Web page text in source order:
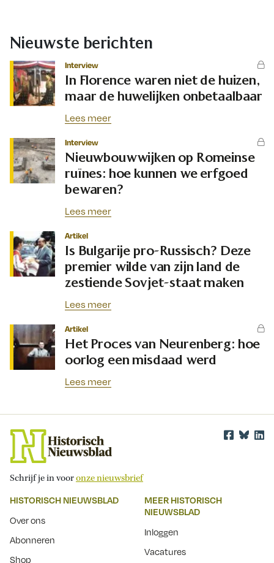
Nieuwste berichten
Interview
In Florence waren niet de huizen,
maar de huwelijken onbetaalbaar
Lees meer
Interview
Nieuwbouwwijken op Romeinse
ruïnes: hoe kunnen we erfgoed
bewaren?
Lees meer
Artikel
Is Bulgarije pro-Russisch? Deze
premier wilde van zijn land de
zestiende Sovjet-staat maken
Lees meer
Artikel
Het Proces van Neurenberg: hoe
oorlog een misdaad werd
Lees meer
Schrijf je in vooronze nieuwsbrief
HISTORISCH NIEUWSBLAD
Over ons
Abonneren
Shop
MEER HISTORISCH
NIEUWSBLAD
Inloggen
Vacatures